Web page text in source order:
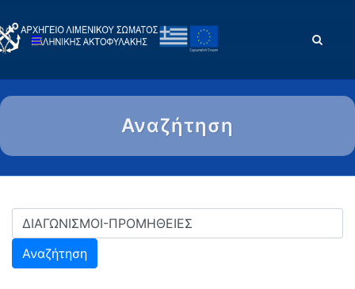
Αναζήτηση